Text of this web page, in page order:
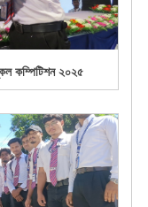
কম্পিটিশন ২০২৫